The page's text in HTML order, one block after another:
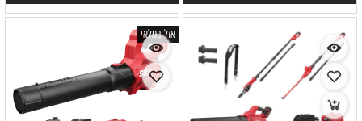
אזל במלאי